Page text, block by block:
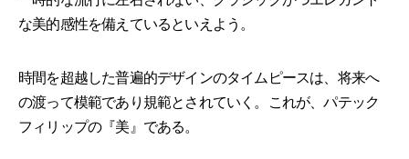
な美的感性を備えているといえよう。
時間を超越した普遍的デザインのタイムピースは、将来へ
の渡って模範であり規範とされていく。これが、パテック
フィリップの『美』である。